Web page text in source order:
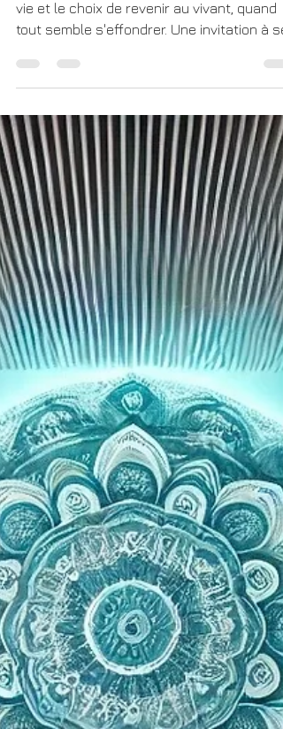
Un texte intime sur la mort, les passages
tout semble s'effondrer. Une invitation à se
replacer intérieurement.